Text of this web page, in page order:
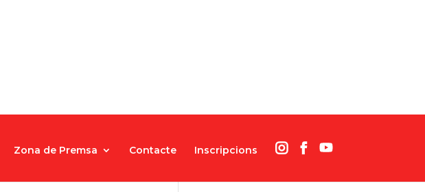
Zona de Premsa Contacte Inscripcions